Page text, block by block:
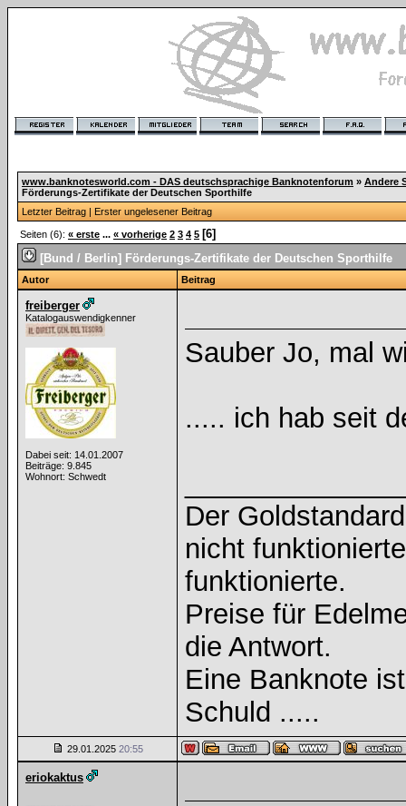
www.banknotesworld.com - DAS deutschsprachige Banknotenforum » Andere
Förderungs-Zertifikate der Deutschen Sporthilfe
Letzter Beitrag | Erster ungelesener Beitrag
Seiten (6): « erste ... « vorherige 2 3 4 5 [6]
[Bund / Berlin] Förderungs-Zertifikate der Deutschen Sporthilfe
Autor Beitrag
freiberger
Katalogauswendigkenner
Dabei seit: 14.01.2007
Beiträge: 9.845
Wohnort: Schwedt
Sauber Jo, mal
..... ich hab seit
Der
nicht
funktionierte.
Preise für
die Antwort.
Eine Banknote
Schuld .....
29.01.2025 20:55
eriokaktus